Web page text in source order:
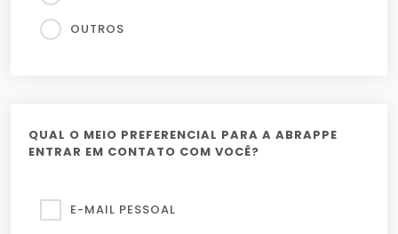
OUTROS
QUAL O MEIO PREFERENCIAL PARA A ABRAPPE
ENTRAR EM CONTATO COM VOCÊ?
E-MAIL PESSOAL